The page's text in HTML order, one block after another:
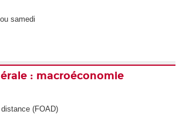
samedi
: macroéconomie
(FOAD)